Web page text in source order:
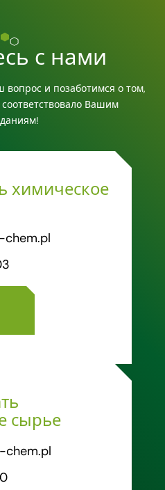
с нами
и позаботимся о том,
Вашим
химическое
chem.pl
сырье
chem.pl